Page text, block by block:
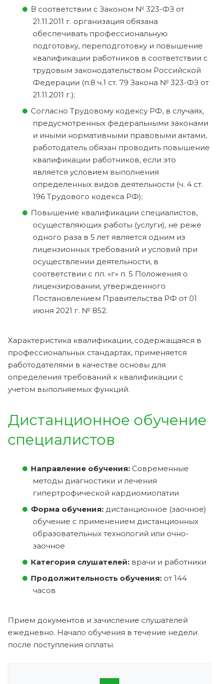
В соответствии с Законом № 323-ФЗ от
21.11.2011 г. организация обязана
обеспечивать профессиональную
подготовку, переподготовку и повышение
квалификации работников в соответствии с
трудовым законодательством Российской
Федерации (п.8 ч.1 ст. 79 Закона № 323-ФЗ от
21.11.2011 г.);
Согласно Трудовому кодексу РФ, в случаях,
предусмотренных федеральными законами
и иными нормативными правовыми актами,
работодатель обязан проводить повышение
квалификации работников, если это
является условием выполнения
определенных видов деятельности (ч. 4 ст.
196 Трудового кодекса РФ);
Повышение квалификации специалистов,
осуществляющих работы (услуги), не реже
одного раза в 5 лет является одним из
лицензионных требований и условий при
осуществлении деятельности, в
соответствии с пп. «г» п. 5 Положения о
лицензировании, утвержденного
Постановлением Правительства РФ от 01
июня 2021 г. № 852.
Характеристика квалификации, содержащаяся в
профессиональных стандартах, применяется
работодателями в качестве основы для
определения требований к квалификации с
учетом выполняемых функций.
Дистанционное обучение
специалистов
Направление обучения: Современные
методы диагностики и лечения
гипертрофической кардиомиопатии
Форма обучения: дистанционное (заочное)
обучение с применением дистанционных
образовательных технологий или очно-
заочное
Категория слушателей: врачи и работники
Продолжительность обучения: от 144
часов
Прием документов и зачисление слушателей
ежедневно. Начало обучения в течение недели
после поступления оплаты.